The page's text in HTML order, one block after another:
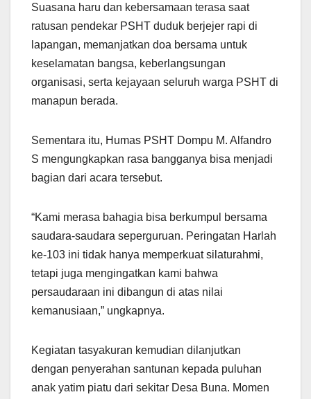
Suasana haru dan kebersamaan terasa saat
ratusan pendekar PSHT duduk berjejer rapi di
lapangan, memanjatkan doa bersama untuk
keselamatan bangsa, keberlangsungan
organisasi, serta kejayaan seluruh warga PSHT di
manapun berada.
Sementara itu, Humas PSHT Dompu M. Alfandro
S mengungkapkan rasa bangganya bisa menjadi
bagian dari acara tersebut.
“Kami merasa bahagia bisa berkumpul bersama
saudara-saudara seperguruan. Peringatan Harlah
ke-103 ini tidak hanya memperkuat silaturahmi,
tetapi juga mengingatkan kami bahwa
persaudaraan ini dibangun di atas nilai
kemanusiaan,” ungkapnya.
Kegiatan tasyakuran kemudian dilanjutkan
dengan penyerahan santunan kepada puluhan
anak yatim piatu dari sekitar Desa Buna. Momen